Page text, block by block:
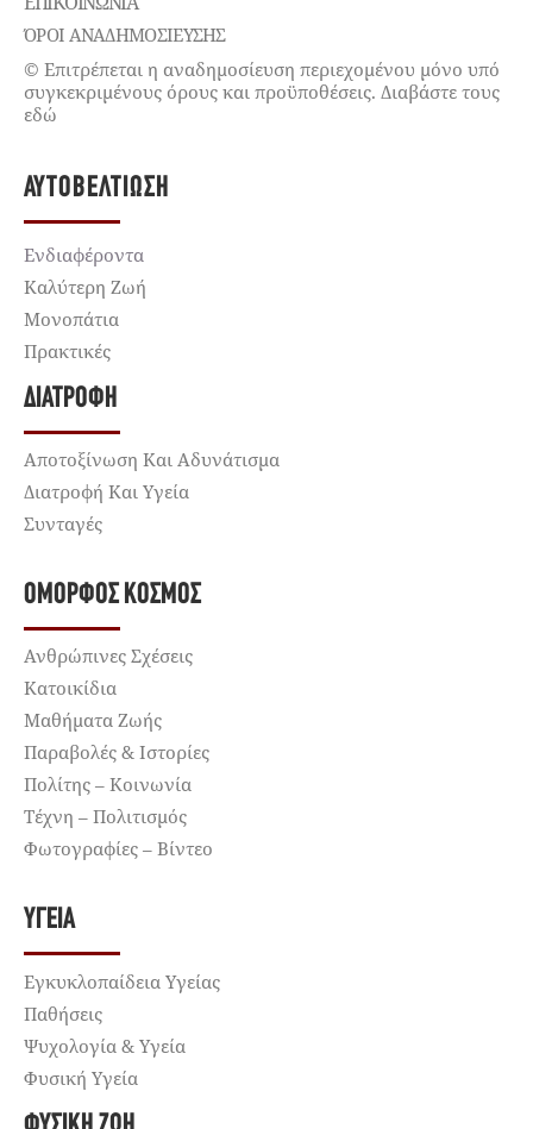
ΌΡΟΙ ΑΝΑΔΗΜΟΣΙΕΥΣΗΣ
© Επιτρέπεται η αναδημοσίευση περιεχομένου μόνο υπό
συγκεκριμένους όρους και προϋποθέσεις. Διαβάστε τους
εδώ
ΑΥΤΟΒΕΛΤΊΩΣΗ
Ενδιαφέροντα
Καλύτερη Ζωή
Μονοπάτια
Πρακτικές
ΔΙΑΤΡΟΦΉ
Αποτοξίνωση Και Αδυνάτισμα
Διατροφή Και Υγεία
Συνταγές
ΌΜΟΡΦΟΣ ΚΌΣΜΟΣ
Ανθρώπινες Σχέσεις
Κατοικίδια
Μαθήματα Ζωής
Παραβολές & Ιστορίες
Πολίτης – Κοινωνία
Τέχνη – Πολιτισμός
Φωτογραφίες – Βίντεο
ΥΓΕΊΑ
Εγκυκλοπαίδεια Υγείας
Παθήσεις
Ψυχολογία & Υγεία
Φυσική Υγεία